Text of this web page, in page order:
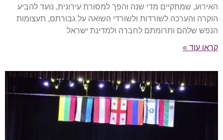
האירוע, שמתקיים מדי שנה והפך למסורת עירונית, נועד להביע
הוקרה והערכה לשורדות ולשורדי השואה על גבורתם, תעצומות
הנפש שלהם ותרומתם לחברה ולמדינת ישראל
קראו עוד »